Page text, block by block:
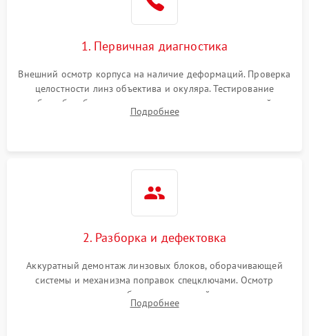
1. Первичная диагностика
Внешний осмотр корпуса на наличие деформаций. Проверка
целостности линз объектива и окуляра. Тестирование
работы барабанчиков ввода поправок, кольца отстройки
параллакса и зума. Выявление сколов, внутренних
Подробнее
2. Разборка и дефектовка
Аккуратный демонтаж линзовых блоков, оборачивающей
системы и механизма поправок спецключами. Осмотр
внутренних резьбовых соединений, пружин и
уплотнительных колец. Поиск причин люфта, смещения
Подробнее